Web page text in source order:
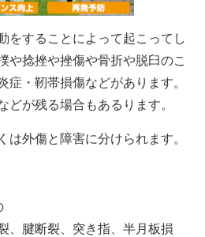
をすることによって起こってし
や捻挫や挫傷や骨折や脱臼のこ
症・靭帯損傷などがあります。
どが残る場合もあるります。
は外傷と障害に分けられます。
、腱断裂、突き指、半月板損